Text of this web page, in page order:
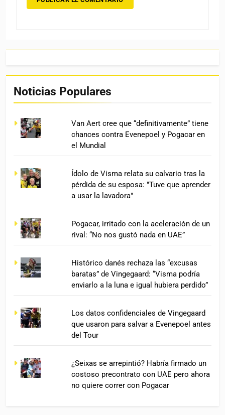
Noticias Populares
Van Aert cree que “definitivamente” tiene
chances contra Evenepoel y Pogacar en
el Mundial
Ídolo de Visma relata su calvario tras la
pérdida de su esposa: "Tuve que aprender
a usar la lavadora"
Pogacar, irritado con la aceleración de un
rival: “No nos gustó nada en UAE”
Histórico danés rechaza las “excusas
baratas” de Vingegaard: “Visma podría
enviarlo a la luna e igual hubiera perdido”
Los datos confidenciales de Vingegaard
que usaron para salvar a Evenepoel antes
del Tour
¿Seixas se arrepintió? Habría firmado un
costoso precontrato con UAE pero ahora
no quiere correr con Pogacar